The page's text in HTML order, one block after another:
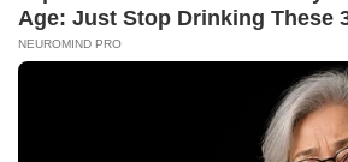
Kabarbaru.co menyajikan
inspiratif dari sudut
Follow Kabarbaru